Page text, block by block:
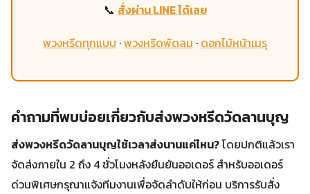
📞 สั่งผ่าน LINE ได้เลย
พวงหรีดทุกแบบ ·พวงหรีดพัดลม · ดอกไม้หน้าเมรุ
คำถามที่พบบ่อยเกี่ยวกับส่งพวงหรีดวัดลานบุญ
ส่งพวงหรีดวัดลานบุญใช้เวลาส่งนานแค่ไหน?โดยปกติแล้วเรา
จัดส่งภายใน 2 ถึง 4 ชั่วโมงหลังยืนยันออเดอร์ สำหรับออเดอร์
ด่วนพิเศษกรุณาแจ้งทีมงานเพื่อจัดลำดับให้ก่อน บริการรับสั่ง